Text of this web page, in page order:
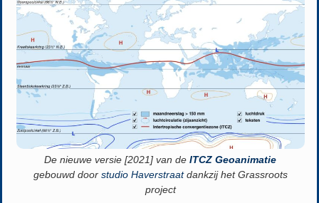
De nieuwe versie [2021] van de ITCZ Geoanimatie
gebouwd doorstudio Haverstraatdankzij het Grassroots
project